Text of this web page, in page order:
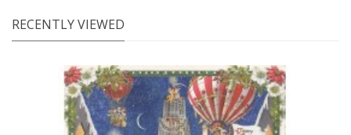
RECENTLY VIEWED